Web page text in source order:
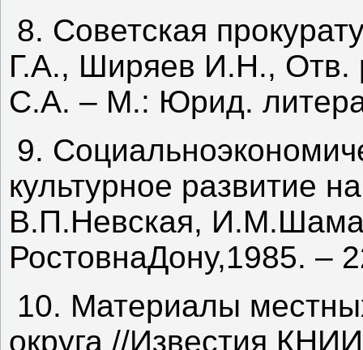
8. Советская
Г.А., Ширяев И.Н.,
С.А. – М.: Юрид.
9.
культурное развитие
В.П.Невская,
РостовнаДону,1985. –
10. Материалы
округа //Известия